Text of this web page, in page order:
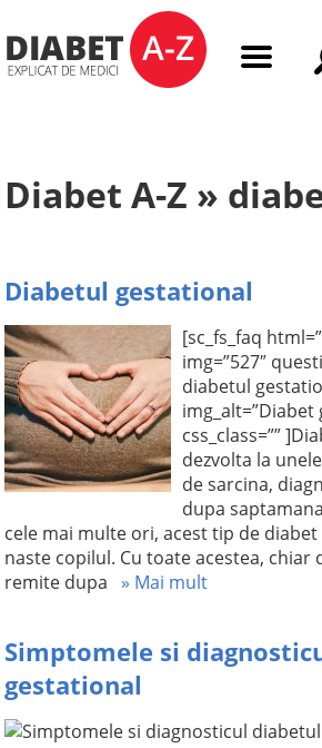
Diabet A-Z »
Diabetul gestational
[sc_fs_faq
img=”527″
diabetul
img_alt=”Diabet
css_class=””
dezvolta la
de sarcina,
dupa
cele mai multe ori, acest tip de
naste copilul. Cu toate acestea, chiar
remite dupa » Mai mult
Simptomele si
gestational